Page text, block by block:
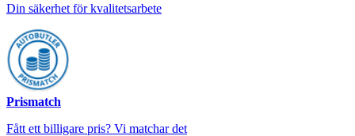
Din säkerhet för kvalitetsarbete
Prismatch
Fått ett billigare pris? Vi matchar det